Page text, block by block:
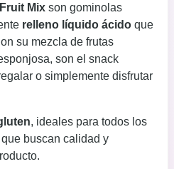
Mix son gominolas
relleno líquido ácido que
su mezcla de frutas
son el snack
o simplemente disfrutar
, ideales para todos los
buscan calidad y